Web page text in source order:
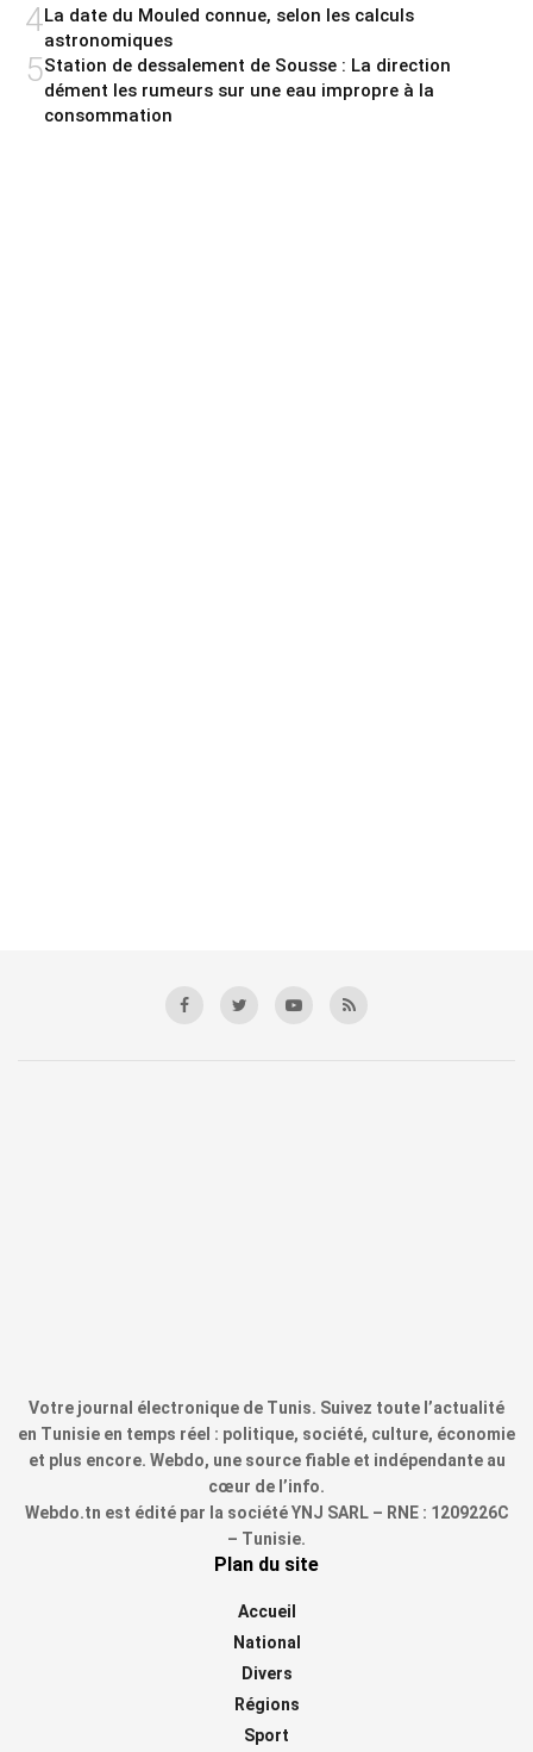
4La date du Mouled connue, selon les calculs
astronomiques
5Station de dessalement de Sousse : La direction
dément les rumeurs sur une eau impropre à la
consommation
Votre journal électronique de Tunis. Suivez toute l’actualité
en Tunisie en temps réel : politique, société, culture, économie
et plus encore. Webdo, une source fiable et indépendante au
cœur de l’info.
Webdo.tn est édité par la société YNJ SARL – RNE : 1209226C
– Tunisie.
Plan du site
Accueil
National
Divers
Régions
Sport